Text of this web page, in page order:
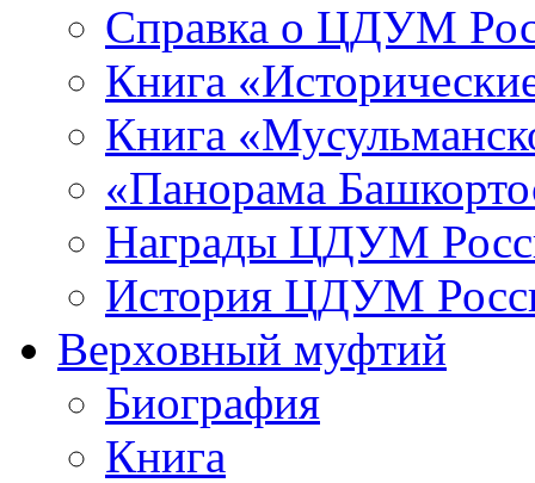
Справка о ЦДУМ
Книга
Книга
«Панорама
Награды ЦДУМ
История ЦДУМ
Верховный муфтий
Биография
Книга